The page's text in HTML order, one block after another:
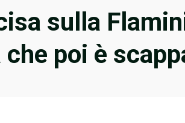
sulla
poi è